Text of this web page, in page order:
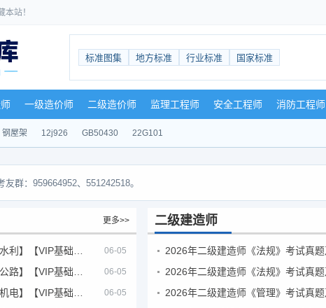
本站！
标准图集 地方标准 行业标准 国家标准
一级造价师 二级造价师 监理工程师 安全工程师 消防工程师
钢屋架 12j926 GB50430 22G101
群：959664952、551242518。
更多>>
06-05
06-05
06-05
二级建造师